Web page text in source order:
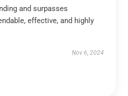
and surpasses
effective, and highly
Nov 6, 2024